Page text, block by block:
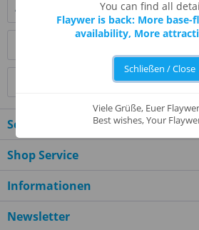
Ähnliche Artikel
Kunden haben sich ebenfalls
Service Hotline
Shop Service
Informationen
Newsletter
You can find all
Flaywer is back: More base-
availability, More
Schließen / Close
Viele Grüße, Euer
Best wishes, Your